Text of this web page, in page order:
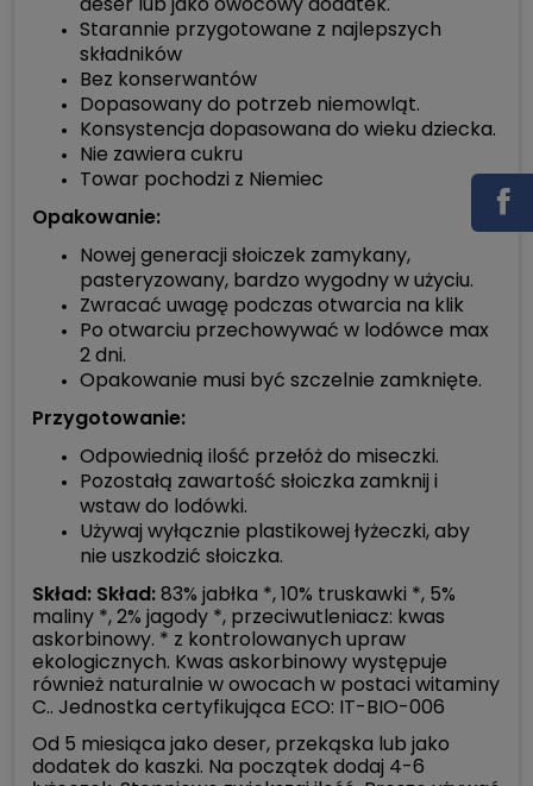
Starannie przygotowane z najlepszych
składników
Bez konserwantów
Dopasowany do potrzeb niemowląt.
Konsystencja dopasowana do wieku dziecka.
Nie zawiera cukru
Towar pochodzi z Niemiec
Opakowanie:
Nowej generacji słoiczek zamykany,
pasteryzowany, bardzo wygodny w użyciu.
Zwracać uwagę podczas otwarcia na klik
Po otwarciu przechowywać w lodówce max
2 dni.
Opakowanie musi być szczelnie zamknięte.
Przygotowanie:
Odpowiednią ilość przełóż do miseczki.
Pozostałą zawartość słoiczka zamknij i
wstaw do lodówki.
Używaj wyłącznie plastikowej łyżeczki, aby
nie uszkodzić słoiczka.
Skład: Skład:83% jabłka *, 10% truskawki *, 5%
maliny *, 2% jagody *, przeciwutleniacz: kwas
askorbinowy. * z kontrolowanych upraw
ekologicznych. Kwas askorbinowy występuje
również naturalnie w owocach w postaci witaminy
C.. Jednostka certyfikująca ECO: IT-BIO-006
Od 5 miesiąca jako deser, przekąska lub jako
dodatek do kaszki. Na początek dodaj 4-6